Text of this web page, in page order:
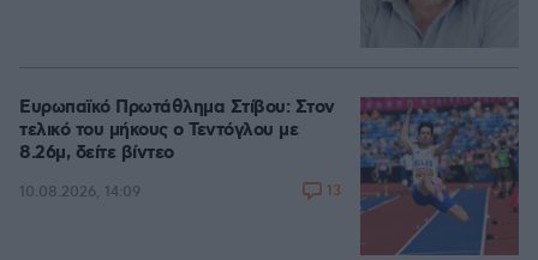
Ευρωπαϊκό Πρωτάθλημα Στίβου: Στον
τελικό του μήκους ο Τεντόγλου με
8.26μ, δείτε βίντεο
10.08.2026, 14:09 13